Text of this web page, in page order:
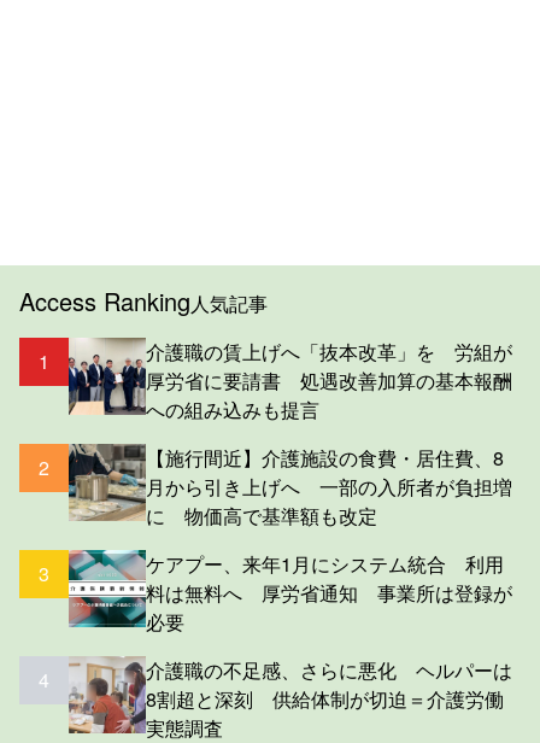
Access Ranking人気記事
1
介護職の賃上げへ「抜本改革」を 労組が
厚労省に要請書 処遇改善加算の基本報酬
への組み込みも提言
2
【施行間近】介護施設の食費・居住費、8
月から引き上げへ 一部の入所者が負担増
に 物価高で基準額も改定
3
ケアプー、来年1月にシステム統合 利用
料は無料へ 厚労省通知 事業所は登録が
必要
4
介護職の不足感、さらに悪化 ヘルパーは
8割超と深刻 供給体制が切迫＝介護労働
実態調査